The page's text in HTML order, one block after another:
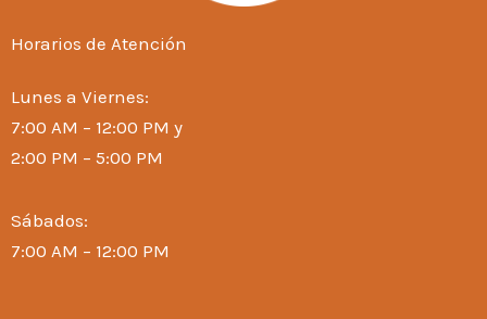
Horarios de Atención
Lunes a Viernes:
7:00 AM – 12:00 PM y
2:00 PM – 5:00 PM
Sábados:
7:00 AM – 12:00 PM